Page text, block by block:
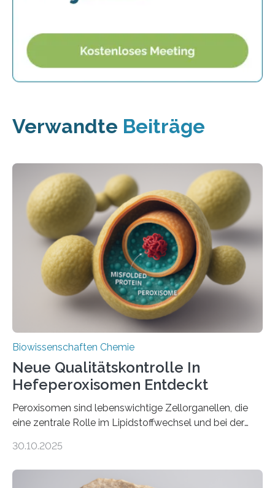
Verwandte Beiträge
Biowissenschaften Chemie
Neue Qualitätskontrolle In
Hefeperoxisomen Entdeckt
Peroxisomen sind lebenswichtige Zellorganellen, die
eine zentrale Rolle im Lipidstoffwechsel und bei der
erfüllen können, müssen zahlreiche Enzyme präzise in
der Ruhr-Universität Bochum um Prof. Dr. Ralf Erdmann
30.10.2025